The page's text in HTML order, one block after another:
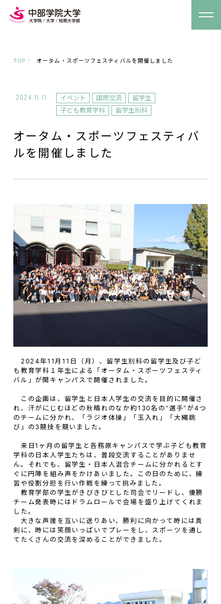
TOP オータム・スポーツフェスティバルを開催しました
2024.11.11 イベント 国際交流
留学生
子ども教育学科
留学生別科
オータム・スポーツフェスティバ
ルを開催しました
2024年11月11日（月）、留学生別科の留学生及び子ど
も教育学科１年生による「オータム・スポーツフェスティ
バル」が関キャンパスで開催されました。
この企画は、留学生と日本人学生の交流を目的に開催さ
れ、汗がにじむほどの秋晴れのなか約130名の“選手”が4つ
のチームに分かれ、「ラジオ体操」「玉入れ」「大縄跳
び」の3競技を競いました。
来日1ヶ月の留学生と各務原キャンパスで学ぶ子ども教育
学科の日本人学生たちは、普段交流することがありませ
ん。それでも、留学生・日本人混合チームに分かれるとす
ぐに円陣を組み声をかけあいました。この日のために、練
習や役割分担を行い作戦を練って挑みました。
教育学部の学生がきびきびとした司会でリードし、優勝
チーム発表時にはドラムロールで会場を盛り上げてくれま
した。
大きな声援を互いに送りあい、勝利に向かって時には真
剣に、時には笑顔いっぱいでプレーをし、スポーツを通し
てたくさんの交流を深めることができました。